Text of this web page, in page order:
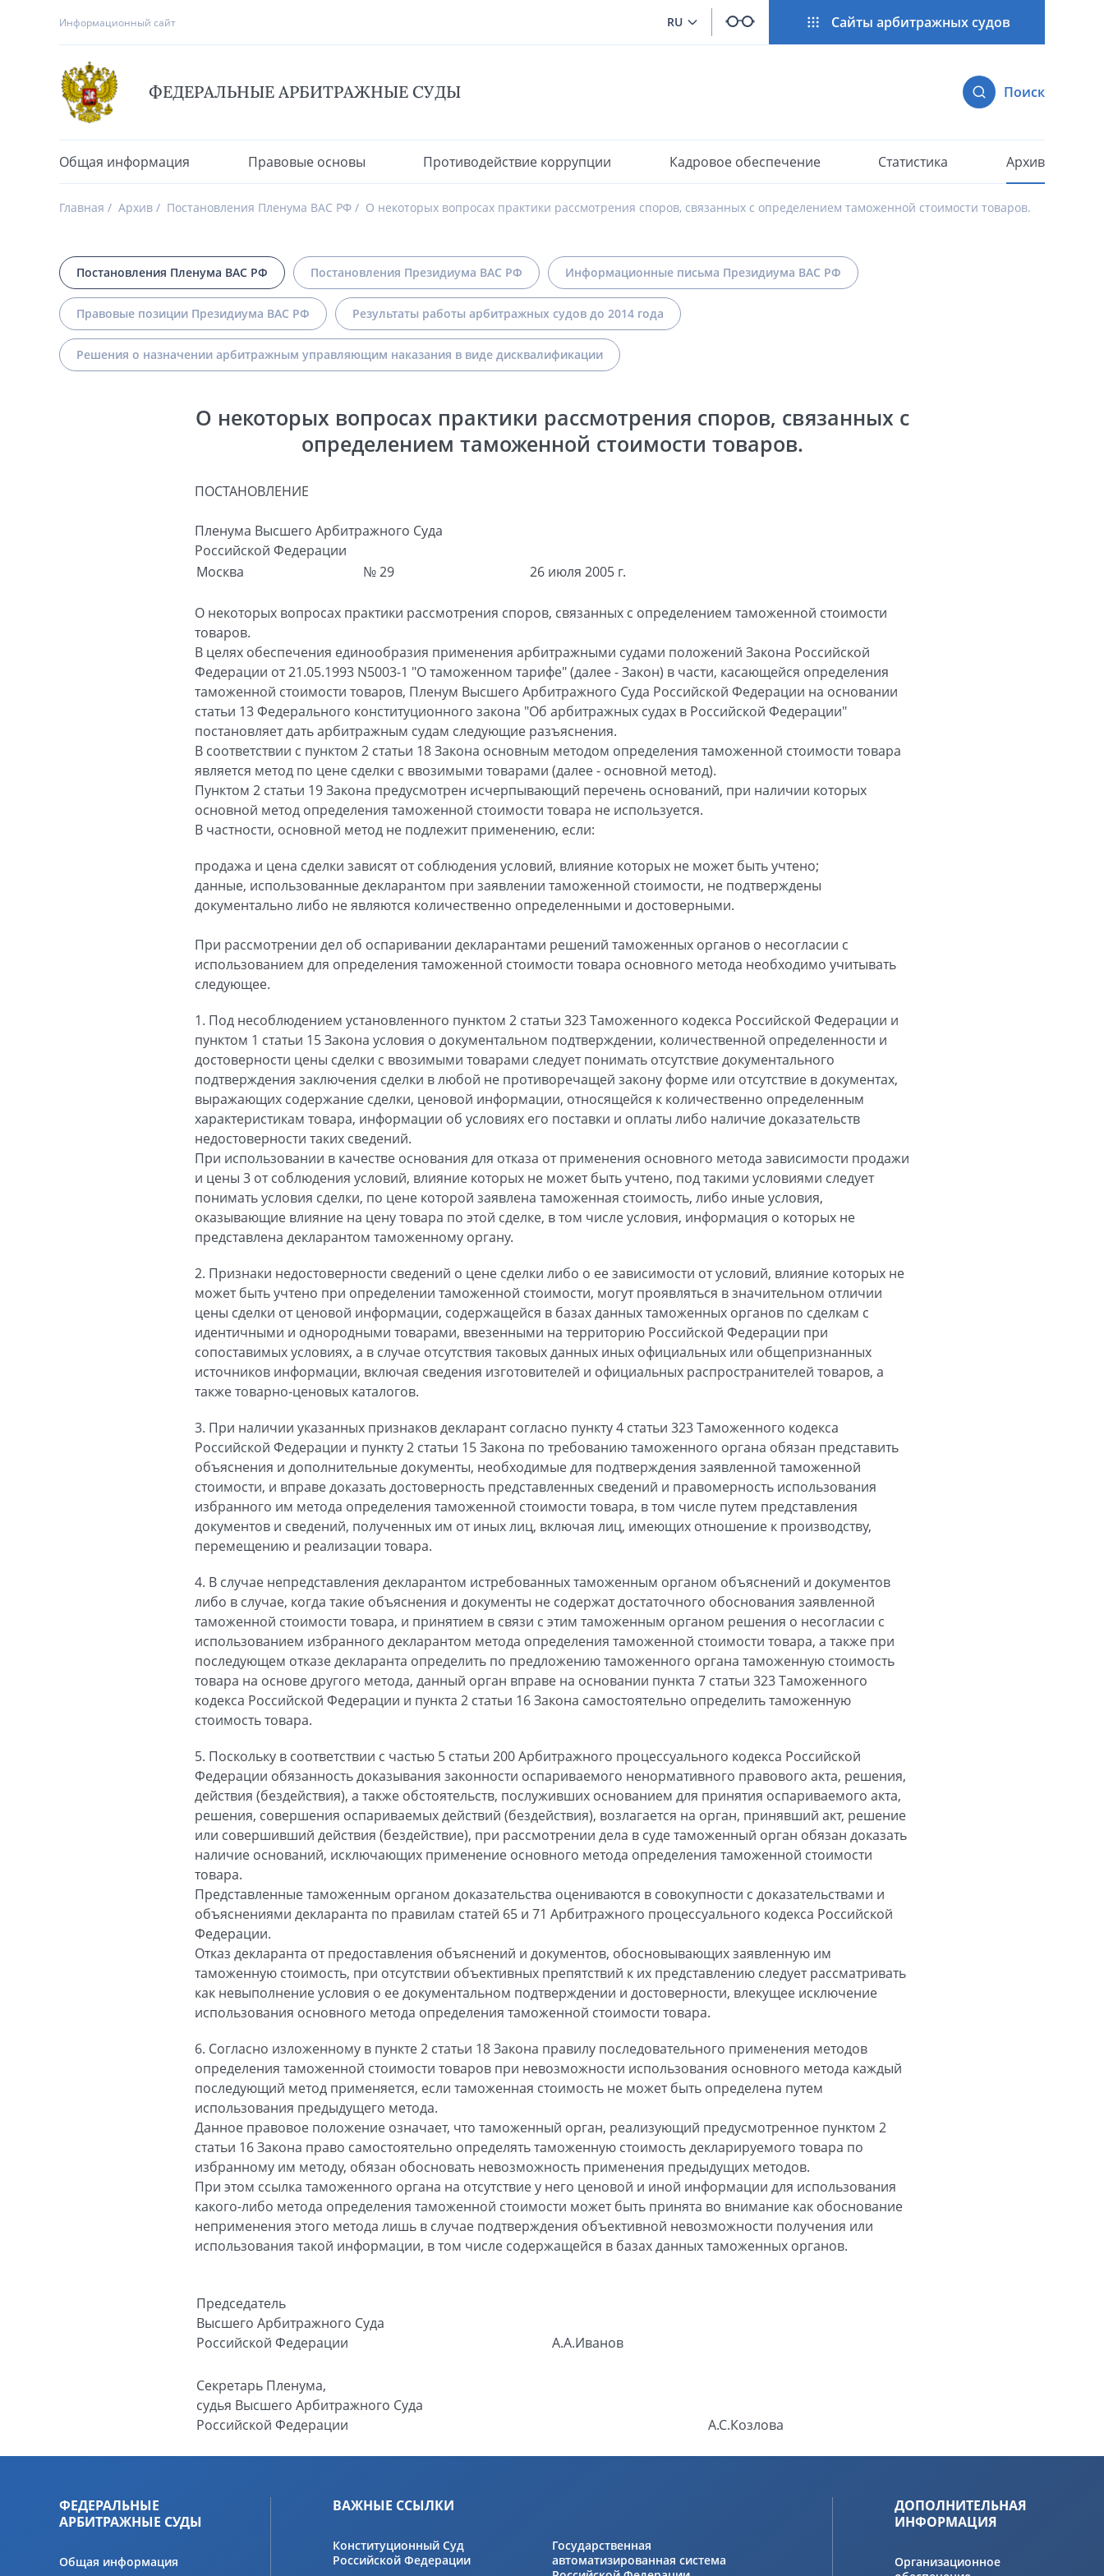
Информационный сайт RU Сайты арбитражных судов
ФЕДЕРАЛЬНЫЕ АРБИТРАЖНЫЕ СУДЫ Поиск
Общая информация Правовые основы Противодействие коррупции Кадровое обеспечение Статистика Архив
Главная Архив Постановления Пленума ВАС РФ О некоторых вопросах практики рассмотрения споров, связанных с определением таможенной стоимости товаров.
Постановления Пленума ВАС РФ Постановления Президиума ВАС РФ Информационные письма Президиума ВАС РФ
Правовые позиции Президиума ВАС РФ Результаты работы арбитражных судов до 2014 года
Решения о назначении арбитражным управляющим наказания в виде дисквалификации
О некоторых вопросах практики рассмотрения споров, связанных с
определением таможенной стоимости товаров.
ПОСТАНОВЛЕНИЕ
Пленума Высшего Арбитражного Суда
Российской Федерации
Москва
№ 29 26 июля 2005 г.
О некоторых вопросах практики рассмотрения споров, связанных с определением таможенной стоимости
товаров.
В целях обеспечения единообразия применения арбитражными судами положений Закона Российской
Федерации от 21.05.1993 N5003-1 "О таможенном тарифе" (далее - Закон) в части, касающейся определения
таможенной стоимости товаров, Пленум Высшего Арбитражного Суда Российской Федерации на основании
статьи 13 Федерального конституционного закона "Об арбитражных судах в Российской Федерации"
постановляет дать арбитражным судам следующие разъяснения.
В соответствии с пунктом 2 статьи 18 Закона основным методом определения таможенной стоимости товара
является метод по цене сделки с ввозимыми товарами (далее - основной метод).
Пунктом 2 статьи 19 Закона предусмотрен исчерпывающий перечень оснований, при наличии которых
основной метод определения таможенной стоимости товара не используется.
В частности, основной метод не подлежит применению, если:
продажа и цена сделки зависят от соблюдения условий, влияние которых не может быть учтено;
данные, использованные декларантом при заявлении таможенной стоимости, не подтверждены
документально либо не являются количественно определенными и достоверными.
При рассмотрении дел об оспаривании декларантами решений таможенных органов о несогласии с
использованием для определения таможенной стоимости товара основного метода необходимо учитывать
следующее.
1. Под несоблюдением установленного пунктом 2 статьи 323 Таможенного кодекса Российской Федерации и
пунктом 1 статьи 15 Закона условия о документальном подтверждении, количественной определенности и
достоверности цены сделки с ввозимыми товарами следует понимать отсутствие документального
подтверждения заключения сделки в любой не противоречащей закону форме или отсутствие в документах,
выражающих содержание сделки, ценовой информации, относящейся к количественно определенным
характеристикам товара, информации об условиях его поставки и оплаты либо наличие доказательств
недостоверности таких сведений.
При использовании в качестве основания для отказа от применения основного метода зависимости продажи
и цены 3 от соблюдения условий, влияние которых не может быть учтено, под такими условиями следует
понимать условия сделки, по цене которой заявлена таможенная стоимость, либо иные условия,
оказывающие влияние на цену товара по этой сделке, в том числе условия, информация о которых не
представлена декларантом таможенному органу.
2. Признаки недостоверности сведений о цене сделки либо о ее зависимости от условий, влияние которых не
может быть учтено при определении таможенной стоимости, могут проявляться в значительном отличии
цены сделки от ценовой информации, содержащейся в базах данных таможенных органов по сделкам с
идентичными и однородными товарами, ввезенными на территорию Российской Федерации при
сопоставимых условиях, а в случае отсутствия таковых данных иных официальных или общепризнанных
источников информации, включая сведения изготовителей и официальных распространителей товаров, а
также товарно-ценовых каталогов.
3. При наличии указанных признаков декларант согласно пункту 4 статьи 323 Таможенного кодекса
Российской Федерации и пункту 2 статьи 15 Закона по требованию таможенного органа обязан представить
объяснения и дополнительные документы, необходимые для подтверждения заявленной таможенной
стоимости, и вправе доказать достоверность представленных сведений и правомерность использования
избранного им метода определения таможенной стоимости товара, в том числе путем представления
документов и сведений, полученных им от иных лиц, включая лиц, имеющих отношение к производству,
перемещению и реализации товара.
4. В случае непредставления декларантом истребованных таможенным органом объяснений и документов
либо в случае, когда такие объяснения и документы не содержат достаточного обоснования заявленной
таможенной стоимости товара, и принятием в связи с этим таможенным органом решения о несогласии с
использованием избранного декларантом метода определения таможенной стоимости товара, а также при
последующем отказе декларанта определить по предложению таможенного органа таможенную стоимость
товара на основе другого метода, данный орган вправе на основании пункта 7 статьи 323 Таможенного
кодекса Российской Федерации и пункта 2 статьи 16 Закона самостоятельно определить таможенную
стоимость товара.
5. Поскольку в соответствии с частью 5 статьи 200 Арбитражного процессуального кодекса Российской
Федерации обязанность доказывания законности оспариваемого ненормативного правового акта, решения,
действия (бездействия), а также обстоятельств, послуживших основанием для принятия оспариваемого акта,
решения, совершения оспариваемых действий (бездействия), возлагается на орган, принявший акт, решение
или совершивший действия (бездействие), при рассмотрении дела в суде таможенный орган обязан доказать
наличие оснований, исключающих применение основного метода определения таможенной стоимости
товара.
Представленные таможенным органом доказательства оцениваются в совокупности с доказательствами и
объяснениями декларанта по правилам статей 65 и 71 Арбитражного процессуального кодекса Российской
Федерации.
Отказ декларанта от предоставления объяснений и документов, обосновывающих заявленную им
таможенную стоимость, при отсутствии объективных препятствий к их представлению следует рассматривать
как невыполнение условия о ее документальном подтверждении и достоверности, влекущее исключение
использования основного метода определения таможенной стоимости товара.
6. Согласно изложенному в пункте 2 статьи 18 Закона правилу последовательного применения методов
определения таможенной стоимости товаров при невозможности использования основного метода каждый
последующий метод применяется, если таможенная стоимость не может быть определена путем
использования предыдущего метода.
Данное правовое положение означает, что таможенный орган, реализующий предусмотренное пунктом 2
статьи 16 Закона право самостоятельно определять таможенную стоимость декларируемого товара по
избранному им методу, обязан обосновать невозможность применения предыдущих методов.
При этом ссылка таможенного органа на отсутствие у него ценовой и иной информации для использования
какого-либо метода определения таможенной стоимости может быть принята во внимание как обоснование
неприменения этого метода лишь в случае подтверждения объективной невозможности получения или
использования такой информации, в том числе содержащейся в базах данных таможенных органов.
Председатель
Высшего Арбитражного Суда
Российской Федерации
А.А.Иванов
Секретарь Пленума,
судья Высшего Арбитражного Суда
Российской Федерации
А.С.Козлова
ФЕДЕРАЛЬНЫЕ
АРБИТРАЖНЫЕ СУДЫ
Общая информация
ВАЖНЫЕ ССЫЛКИ
Конституционный Суд
Российской Федерации
Государственная
автоматизированная система
ДОПОЛНИТЕЛЬНАЯ
ИНФОРМАЦИЯ
Организационное